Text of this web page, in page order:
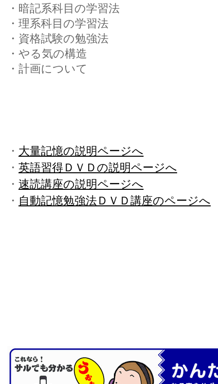
・暗記系科目の学習法
・理系科目の学習法
・資格試験の勉強法
・やる気の構造
・計画について
・ 大量記憶の説明ページへ
・ 英語習得ＤＶＤの説明ページへ
・ 速読講座の説明ページへ
・ 自動記憶勉強法ＤＶＤ講座のページへ